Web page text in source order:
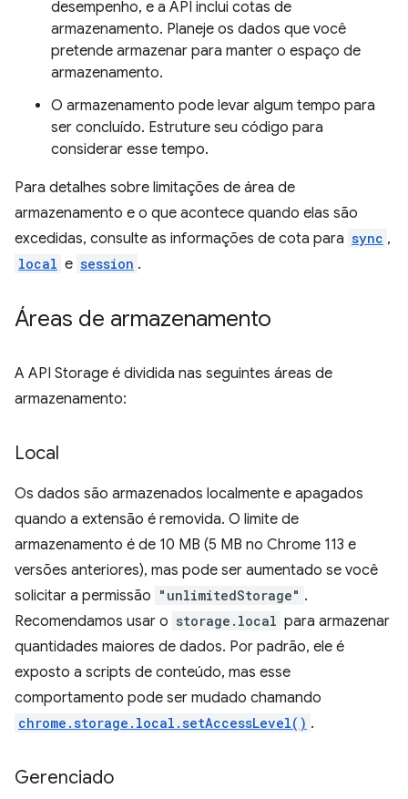
desempenho, e a API inclui cotas de
armazenamento. Planeje os dados que você
pretende armazenar para manter o espaço de
armazenamento.
O armazenamento pode levar algum tempo para
ser concluído. Estruture seu código para
considerar esse tempo.
Para detalhes sobre limitações de área de
armazenamento e o que acontece quando elas são
excedidas, consulte as informações de cota para sync ,
local e session .
Áreas de armazenamento
A API Storage é dividida nas seguintes áreas de
armazenamento:
Local
Os dados são armazenados localmente e apagados
quando a extensão é removida. O limite de
armazenamento é de 10 MB (5 MB no Chrome 113 e
versões anteriores), mas pode ser aumentado se você
solicitar a permissão "unlimitedStorage" .
Recomendamos usar o storage.local para armazenar
quantidades maiores de dados. Por padrão, ele é
exposto a scripts de conteúdo, mas esse
comportamento pode ser mudado chamando
chrome.storage.local.setAccessLevel() .
Gerenciado